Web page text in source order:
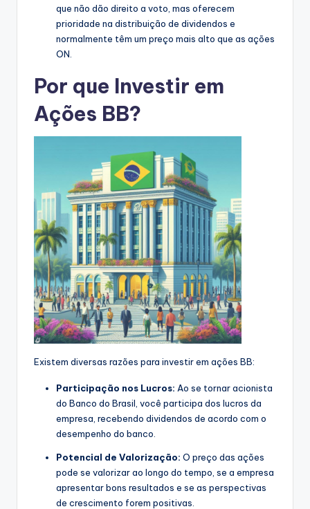
que não dão direito a voto, mas oferecem
prioridade na distribuição de dividendos e
normalmente têm um preço mais alto que as ações
ON.
Por que Investir em
Ações BB?
Existem diversas razões para investir em ações BB:
Participação nos Lucros: Ao se tornar acionista
do Banco do Brasil, você participa dos lucros da
empresa, recebendo dividendos de acordo com o
desempenho do banco.
Potencial de Valorização: O preço das ações
pode se valorizar ao longo do tempo, se a empresa
apresentar bons resultados e se as perspectivas
de crescimento forem positivas.